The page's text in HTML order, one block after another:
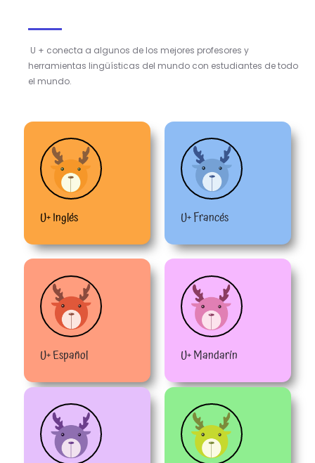
U + conecta a algunos de los mejores profesores y
herramientas lingüísticas del mundo con estudiantes de todo
el mundo.
U+ Inglés U+ Francés
U+ Español U+ Mandarín